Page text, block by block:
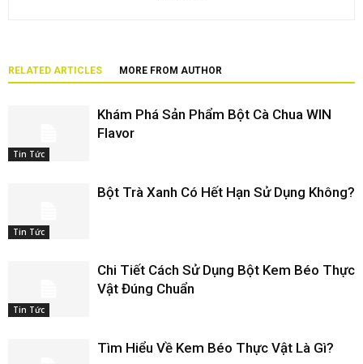
RELATED ARTICLES MORE FROM AUTHOR
Tin Tức
Khám Phá Sản Phẩm Bột Cà Chua WIN
Flavor
Tin Tức
Bột Trà Xanh Có Hết Hạn Sử Dụng Không?
Tin Tức
Chi Tiết Cách Sử Dụng Bột Kem Béo Thực
Vật Đúng Chuẩn
Tìm Hiểu Về Kem Béo Thực Vật Là Gì?